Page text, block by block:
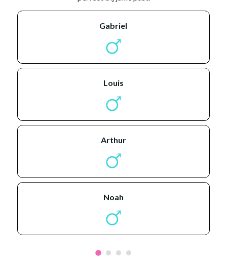
gabriel
louis
arthur
noah